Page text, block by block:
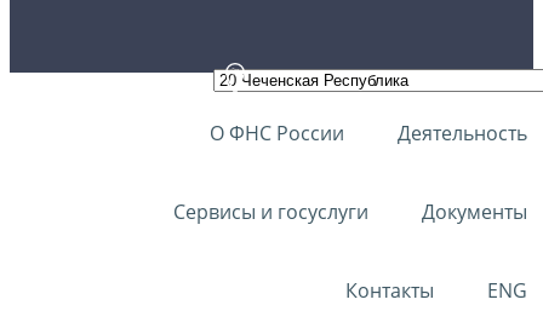
О ФНС России Деятельность
Сервисы и госуслуги Документы
Контакты ENG